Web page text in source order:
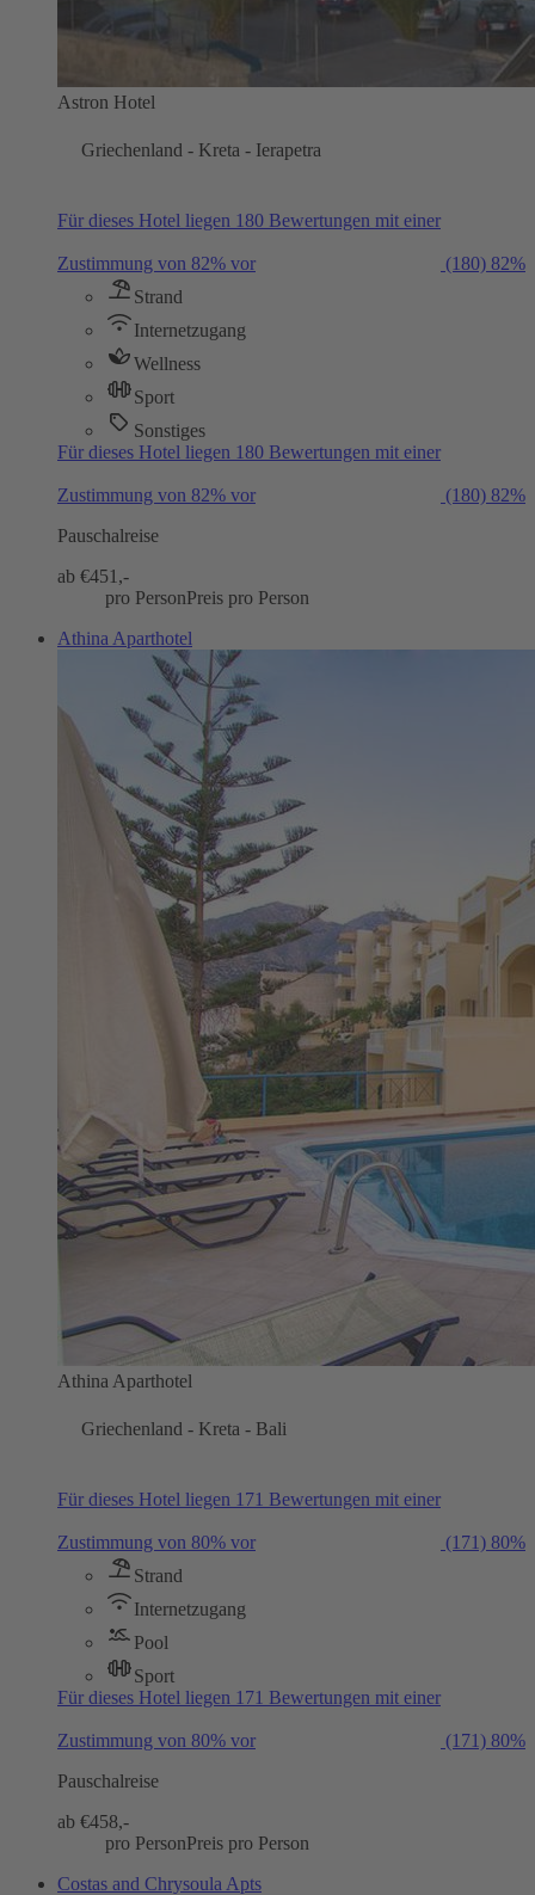
Astron Hotel
Griechenland - Kreta - Ierapetra
Für dieses Hotel liegen 180 Bewertungen mit einer
Zustimmung von 82% vor (180) 82%
Strand
Internetzugang
Wellness
Sport
Sonstiges
Für dieses Hotel liegen 180 Bewertungen mit einer
Zustimmung von 82% vor (180) 82%
Pauschalreise
ab €451,-
pro PersonPreis pro Person
Athina Aparthotel
Athina Aparthotel
Griechenland - Kreta - Bali
Für dieses Hotel liegen 171 Bewertungen mit einer
Zustimmung von 80% vor (171) 80%
Strand
Internetzugang
Pool
Sport
Für dieses Hotel liegen 171 Bewertungen mit einer
Zustimmung von 80% vor (171) 80%
Pauschalreise
ab €458,-
pro PersonPreis pro Person
Costas and Chrysoula Apts